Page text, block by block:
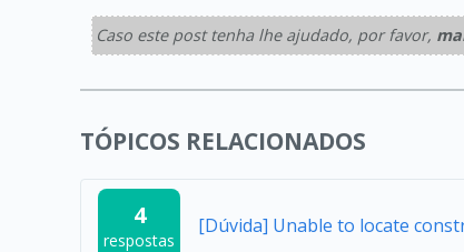
Caso este post tenha lhe ajudado, por favor,
TÓPICOS RELACIONADOS
4
respostas
[Dúvida] Unable to locate